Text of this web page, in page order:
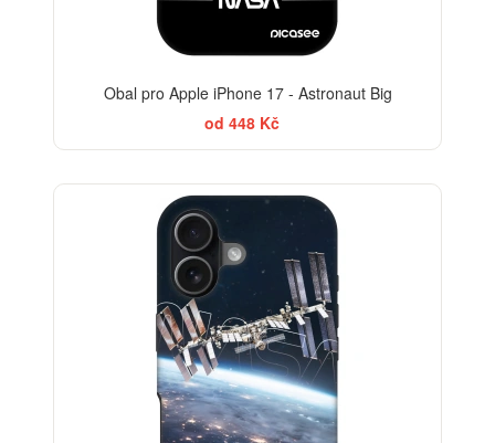
Obal pro Apple iPhone 17 - Astronaut Big
od 448 Kč